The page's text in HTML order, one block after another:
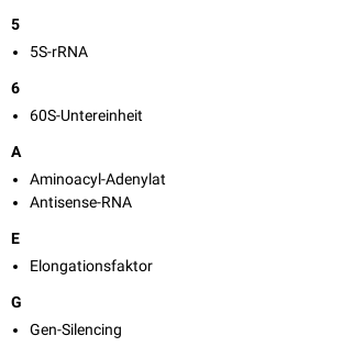
5
5S-rRNA
6
60S-Untereinheit
A
Aminoacyl-Adenylat
Antisense-RNA
E
Elongationsfaktor
G
Gen-Silencing